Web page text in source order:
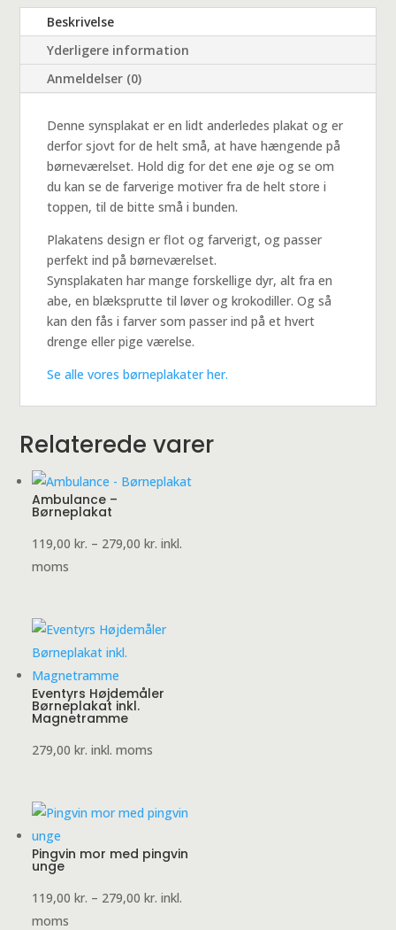
Beskrivelse
Yderligere information
Anmeldelser (0)
Denne synsplakat er en lidt anderledes plakat og er
derfor sjovt for de helt små, at have hængende på
børneværelset. Hold dig for det ene øje og se om
du kan se de farverige motiver fra de helt store i
toppen, til de bitte små i bunden.
Plakatens design er flot og farverigt, og passer
perfekt ind på børneværelset.
Synsplakaten har mange forskellige dyr, alt fra en
abe, en blæksprutte til løver og krokodiller. Og så
kan den fås i farver som passer ind på et hvert
drenge eller pige værelse.
Se alle vores børneplakater her.
Relaterede varer
Ambulance –
Børneplakat
119,00kr. – 279,00kr. Prisinterval:
inkl.
moms
Eventyrs Højdemåler
Børneplakat inkl.
Magnetramme
279,00kr. inkl. moms
Pingvin mor med pingvin
unge
119,00kr. – 279,00kr. Prisinterval:
inkl.
moms